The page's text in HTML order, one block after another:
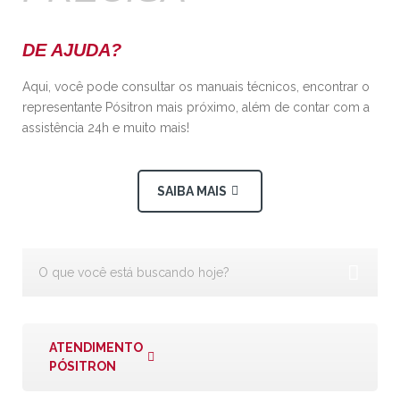
DE AJUDA?
Aqui, você pode consultar os manuais técnicos, encontrar o
representante Pósitron mais próximo, além de contar com a
assistência 24h e muito mais!
SAIBA MAIS
ATENDIMENTO
PÓSITRON